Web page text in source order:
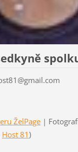
ŽelPage|
Host 81)